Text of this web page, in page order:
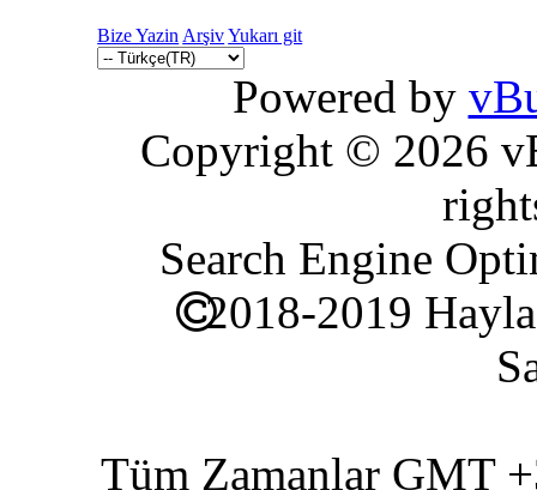
Bize Yazin ArşivYukarı git
Powered by
Copyright © 2026
Search Engine
2018-2019
Tüm Zamanlar GMT